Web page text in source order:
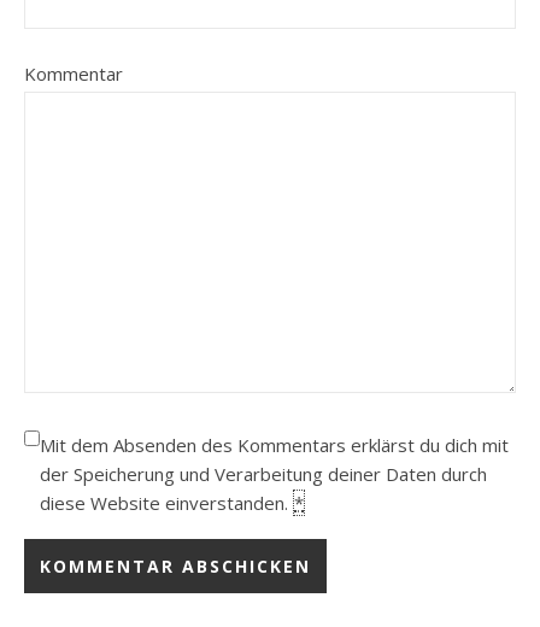
Kommentar
Mit dem Absenden des Kommentars erklärst du dich mit
der Speicherung und Verarbeitung deiner Daten durch
diese Website einverstanden. *